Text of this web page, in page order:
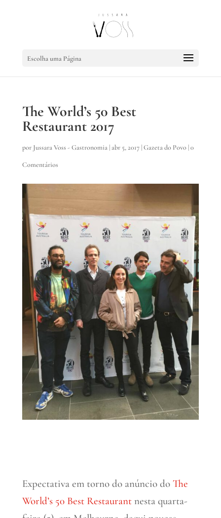
Escolha uma Página
The World’s 50 Best
Restaurant 2017
por Jussara Voss - Gastronomia|abr 5, 2017|Gazeta do Povo|0
Comentários
Expectativa em torno do anúncio do The
World’s 50 Best Restaurantnesta quarta-